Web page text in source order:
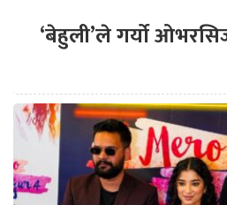
‘बेहुली’ले गर्यो